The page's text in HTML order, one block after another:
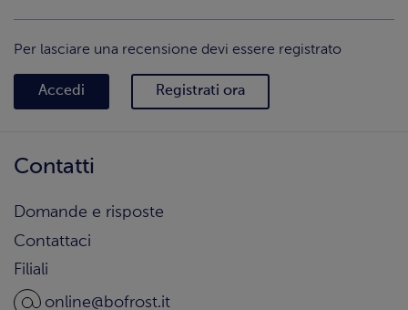
Per lasciare una recensione devi essere registrato
Accedi Registrati ora
Contatti
Domande e risposte
Contattaci
Filiali
online@bofrost.it